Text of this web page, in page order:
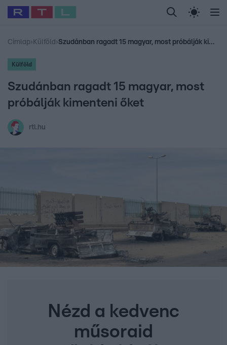
Legfrissebb RTL Híradó Randi Celeb vagyok,
Babits Marcella Most Wanted Gallusz
Címlap› Külföld › Szudánban ragadt 15 magyar, most próbálják kimenteni őket
Külföld
Szudánban ragadt 15 magyar, most
próbálják kimenteni őket
rtl.hu
Nézd a kedvenc
műsoraid